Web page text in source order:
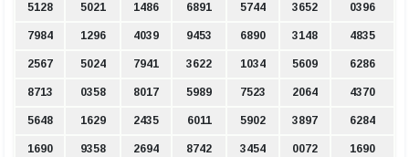
5128 5021 1486 6891 5744 3652 0396
7984 1296 4039 9453 6890 3148 4835
2567 5024 7941 3622 1034 5609 6286
8713 0358 8017 5989 7523 2064 4370
5648 1629 2435 6011 5902 3897 6284
1690 9358 2694 8742 3454 0072 1690